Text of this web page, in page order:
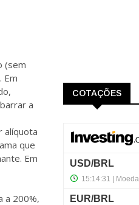
(sem
Em
a
alíquota
que
Em
a 200%,
COTAÇÕES